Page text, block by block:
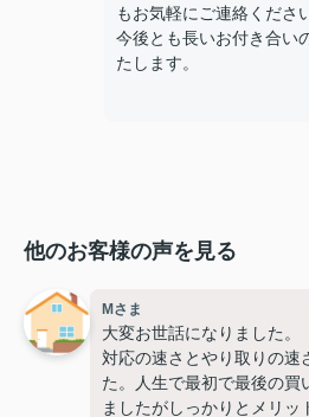
もお気軽にご連絡くださ
今後とも長いお付き合い
たします。
他のお客様の声を見る
Mさま
大変お世話になりました。
対応の速さとやり取りの速
た。人生で最初で最後の買
ましたがしっかりとメリッ